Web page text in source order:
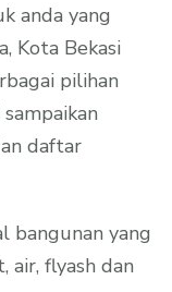
Per
M3
Promo
2023
anda yang
Kota Bekasi
pilihan
daftar
bangunan yang
air, flyash dan